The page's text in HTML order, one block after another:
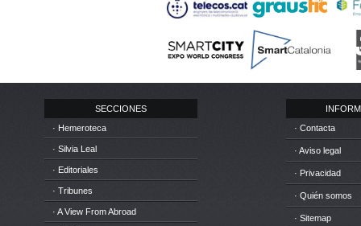
SECCIONES
· Hemeroteca
· Silvia Leal
· Editoriales
· Tribunes
· A View From Abroad
· Contacta
· Aviso legal
· Privacidad
· Quién somos
· Sitemap